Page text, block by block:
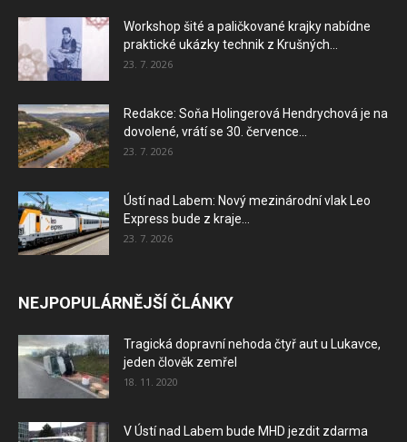
Workshop šité a paličkované krajky nabídne
praktické ukázky technik z Krušných...
23. 7. 2026
Redakce: Soňa Holingerová Hendrychová je na
dovolené, vrátí se 30. července...
23. 7. 2026
Ústí nad Labem: Nový mezinárodní vlak Leo
Express bude z kraje...
23. 7. 2026
NEJPOPULÁRNĚJŠÍ ČLÁNKY
Tragická dopravní nehoda čtyř aut u Lukavce,
jeden člověk zemřel
18. 11. 2020
V Ústí nad Labem bude MHD jezdit zdarma